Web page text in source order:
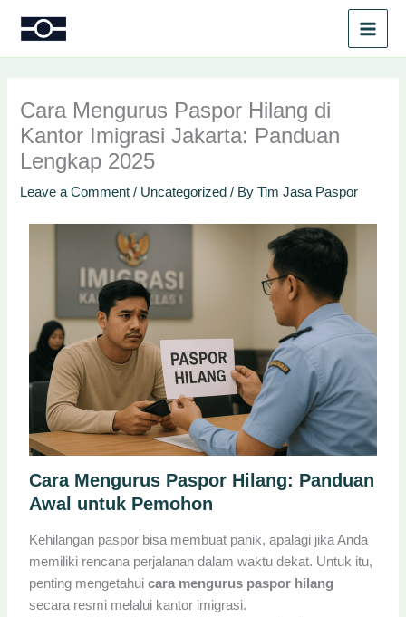
Cara Mengurus Paspor Hilang di
Kantor Imigrasi Jakarta: Panduan
Lengkap 2025
Leave a Comment / Uncategorized / ByTim Jasa Paspor
Cara Mengurus Paspor Hilang: Panduan
Awal untuk Pemohon
Kehilangan paspor bisa membuat panik, apalagi jika Anda
memiliki rencana perjalanan dalam waktu dekat. Untuk itu,
penting mengetahuicara mengurus paspor hilang
secara resmi melalui kantor imigrasi.